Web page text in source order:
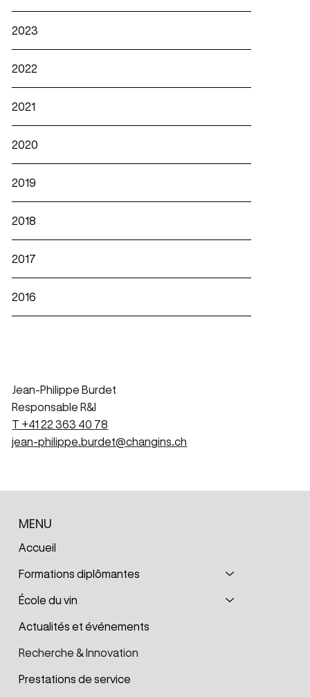
2023
2022
2021
2020
2019
2018
2017
2016
Jean-Philippe Burdet
Responsable R&I
T +41 22 363 40 78
jean-philippe.burdet@changins.ch
MENU
Accueil
Formations diplômantes
École du vin
Actualités et événements
Recherche & Innovation
Prestations de service